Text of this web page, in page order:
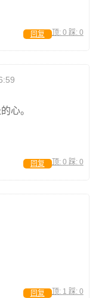
顶: 0 踩: 0
回复
心。
顶: 0 踩: 0
回复
顶: 1 踩: 0
回复